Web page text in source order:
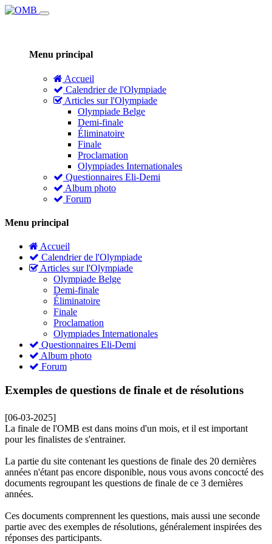
Menu principal
Accueil
Calendrier de l'Olympiade
Articles sur l'Olympiade
Olympiade Belge
Demi-finale
Éliminatoire
Finale
Proclamation
Olympiades Internationales
Questionnaires Eli-Demi
Album photo
Forum
Menu principal
Accueil
Calendrier de l'Olympiade
Articles sur l'Olympiade
Olympiade Belge
Demi-finale
Éliminatoire
Finale
Proclamation
Olympiades Internationales
Questionnaires Eli-Demi
Album photo
Forum
Exemples de questions de finale et de résolutions
[06-03-2025]
La finale de l'OMB est dans moins d'un mois, et il est important
pour les finalistes de s'entrainer.
La partie du site contenant les questions de finale des 20 dernières
années n'étant pas encore disponible, nous vous avons concocté des
documents regroupant les questions de finale de ce 3 dernières
années.
Ces documents comprennent les questions, mais aussi une seconde
partie avec des exemples de résolutions, généralement inspirées des
réponses des participants.